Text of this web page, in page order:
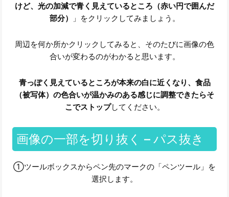
けど、光の加減で青く見えているところ（赤い円で囲んだ
部分）
」をクリックしてみましょう。
周辺を何か所かクリックしてみると、そのたびに画像の色
合いが変わるのがわかると思います。
青っぽく見えているところが本来の白に近くなり、食品
（被写体）の色合いが温かみのある感じに調整できたらそ
こでストップしてください。
画像の一部を切り抜く – パス抜き
①ツールボックスからペン先のマークの「ペンツール」を
選択します。